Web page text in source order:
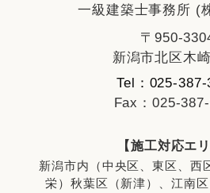
一級建築士事務所 (
〒950-
新潟市北区木
Tel：025-387-
Fax：025-
【施工対応エリ
新潟市内（中央区、東区、西
栄）秋葉区（新津）、江南